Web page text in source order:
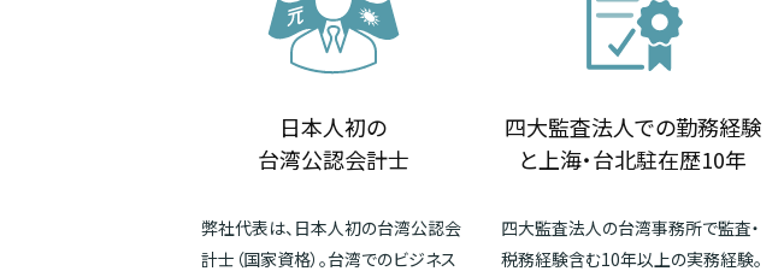
日本人初の
台湾公認会計士
弊社代表は、日本人初の台湾公認会
計士（国家資格）。台湾でのビジネス
四大監査法人での勤務経験
と上海・台北駐在歴10年
四大監査法人の台湾事務所で監査・
税務経験含む10年以上の実務経験。